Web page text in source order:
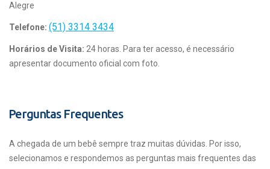
Alegre
Telefone: (51) 3314 3434
Horários de Visita: 24 horas. Para ter acesso, é necessário
apresentar documento oficial com foto.
Perguntas Frequentes
A chegada de um bebê sempre traz muitas dúvidas. Por isso,
selecionamos e respondemos as perguntas mais frequentes das